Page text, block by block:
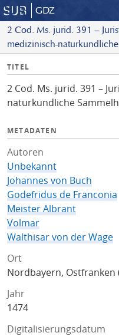
GDZ
2 Cod. Ms. jurid. 391 –
medizinisch-naturkundliche
I
f
o
TITEL
2 Cod. Ms. jurid. 391 –
naturkundliche
METADATEN
Autoren
Unbekannt
Johannes von Buch
Godefridus de Franconia
Meister Albrant
Volmar
Walthisar von der Wage
Ort
Nordbayern, Ostfranken
Jahr
1474
Digitalisierungsdatum